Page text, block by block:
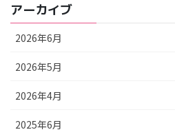
アーカイブ
2026年6月
2026年5月
2026年4月
2025年6月